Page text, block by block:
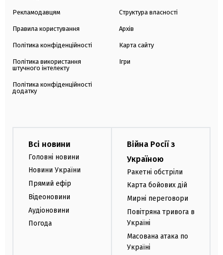
Рекламодавцям
Правила користування
Політика конфіденційності
Політика використання
штучного інтелекту
Політика конфіденційності
додатку
Структура власності
Архів
Карта сайту
Ігри
Всі новини
Головні новини
Новини України
Прямий ефір
Відеоновини
Аудіоновини
Погода
Війна Росії з
Україною
Ракетні обстріли
Карта бойових дій
Мирні переговори
Повітряна тривога в
Україні
Масована атака по
Україні